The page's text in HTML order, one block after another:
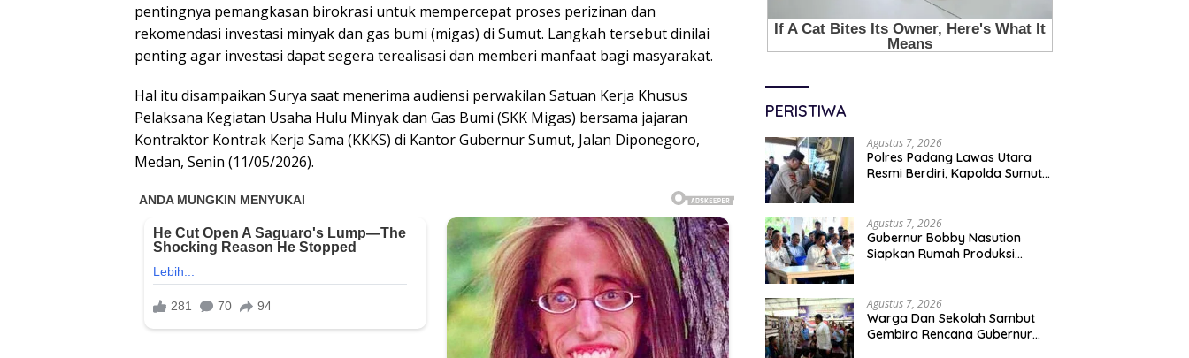
pentingnya pemangkasan birokrasi untuk mempercepat proses perizinan dan
rekomendasi investasi minyak dan gas bumi (migas) di Sumut. Langkah tersebut dinilai
penting agar investasi dapat segera terealisasi dan memberi manfaat bagi masyarakat.
Hal itu disampaikan Surya saat menerima audiensi perwakilan Satuan Kerja Khusus
Pelaksana Kegiatan Usaha Hulu Minyak dan Gas Bumi (SKK Migas) bersama jajaran
Kontraktor Kontrak Kerja Sama (KKKS) di Kantor Gubernur Sumut, Jalan Diponegoro,
Medan, Senin (11/05/2026).
PERISTIWA
Agustus 7, 2026
Polres Padang Lawas Utara
Resmi Berdiri, Kapolda Sumut
Agustus 7, 2026
Gubernur Bobby Nasution
Siapkan Rumah Produksi
Agustus 7, 2026
Warga Dan Sekolah Sambut
Gembira Rencana Gubernur